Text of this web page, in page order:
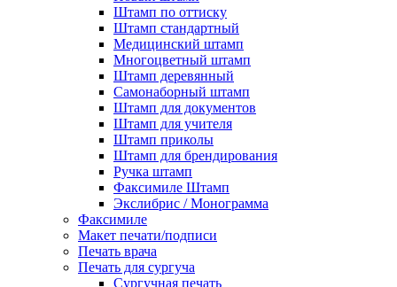
Штамп по оттиску
Штамп стандартный
Медицинский штамп
Многоцветный штамп
Штамп деревянный
Самонаборный штамп
Штамп для документов
Штамп для учителя
Штамп приколы
Штамп для брендирования
Ручка штамп
Факсимиле Штамп
Экслибрис / Монограмма
Факсимиле
Макет печати/подписи
Печать врача
Печать для сургуча
Сургучная печать